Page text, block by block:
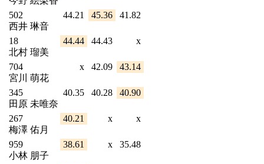
502
西井 琳音
44.21 45.36 41.82
18
北村 瑠美
44.44 44.43 x
704
宮川 萌花
x 42.09 43.14
345
田原 未唯奈
40.35 40.28 40.90
267
梅澤 佑月
40.21 x x
959
小林 朋子
38.61 x 35.48